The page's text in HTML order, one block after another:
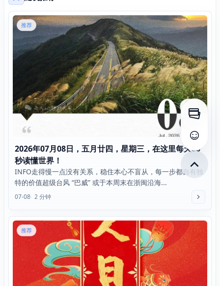
推荐
2026年07月08日，五月廿四，星期三，在这里每天60
秒读懂世界！
INFO走得慢一点没有关系，稳住本心不盲从，每一步都自有独
特的价值超级台风 “巴威” 或于本周末在浙闽沿海...
07-08 2 分钟
推荐
打开侧
查看评